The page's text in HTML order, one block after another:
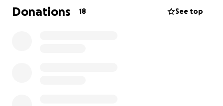
Baltmannsweiler zu, hier muss auch in Kürze ein
Rettungswagen aus dem Jahr 2007 ausgemustert
Donations 18 See top